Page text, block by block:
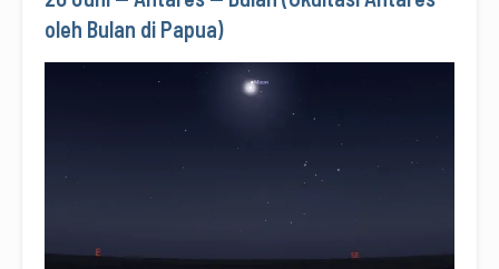
oleh Bulan di Papua)